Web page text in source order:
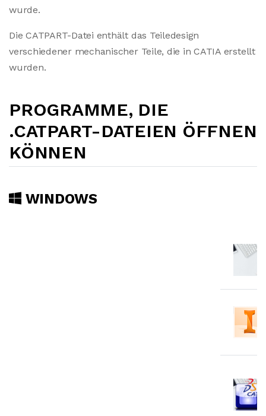
wurde.
Die CATPART-Datei enthält das Teiledesign
verschiedener mechanischer Teile, die in CATIA erstellt
wurden.
PROGRAMME, DIE
.CATPART-DATEIEN ÖFFNEN
KÖNNEN
WINDOWS